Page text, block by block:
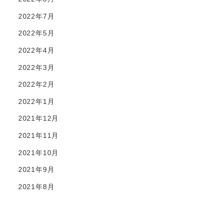
2022年7月
2022年5月
2022年4月
2022年3月
2022年2月
2022年1月
2021年12月
2021年11月
2021年10月
2021年9月
2021年8月